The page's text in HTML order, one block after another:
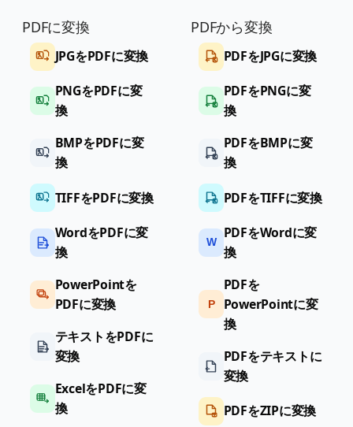
PDFに変換
JPGをPDFに変換
PNGをPDFに変
換
BMPをPDFに変
換
TIFFをPDFに変換
WordをPDFに変
換
PowerPointを
PDFに変換
テキストをPDFに
変換
ExcelをPDFに変
換
PDFから変換
PDFをJPGに変換
PDFをPNGに変
換
PDFをBMPに変
換
PDFをTIFFに変換
W
PDFをWordに変
換
P
PDFを
PowerPointに変
換
PDFをテキストに
変換
PDFをZIPに変換